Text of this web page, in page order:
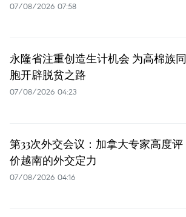
07/08/2026 07:58
永隆省注重创造生计机会 为高棉族同
胞开辟脱贫之路
07/08/2026 04:23
第33次外交会议：加拿大专家高度评
价越南的外交定力
07/08/2026 04:16